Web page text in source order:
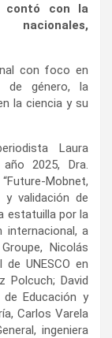
contó con la
con foco en
de género, la
la ciencia y su
Laura
2025, Dra.
Mobnet,
y validación de
estatuilla por la
internacional, a
Nicolás
UNESCO en
Polcuch; David
Educación y
Carlos Varela
ingeniera